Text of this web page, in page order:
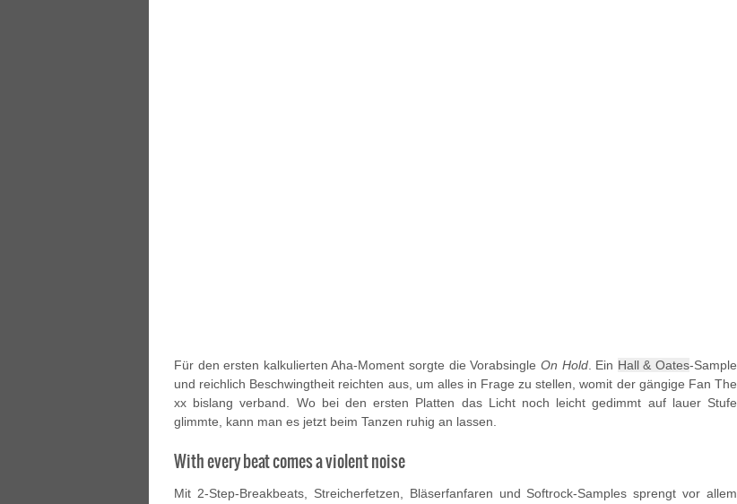
Für den ersten kalkulierten Aha-Moment sorgte die Vorabsingle On Hold. Ein Hall & Oates-Sample
und reichlich Beschwingtheit reichten aus, um alles in Frage zu stellen, womit der gängige Fan The
xx bislang verband. Wo bei den ersten Platten das Licht noch leicht gedimmt auf lauer Stufe
glimmte, kann man es jetzt beim Tanzen ruhig an lassen.
With every beat comes a violent noise
Mit 2-Step-Breakbeats, Streicherfetzen, Bläserfanfaren und Softrock-Samples sprengt vor allem